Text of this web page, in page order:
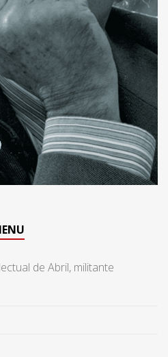
de Abril, militante